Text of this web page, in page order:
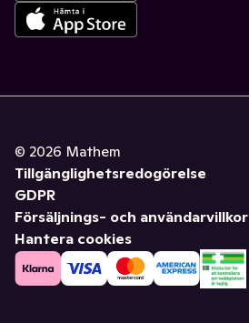
© 2026 Mathem
Tillgänglighetsredogörelse
GDPR
Försäljnings- och användarvillkor
Hantera cookies